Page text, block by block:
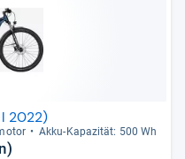
2022)
Akku-​Kapa­zi­tät: 500 Wh